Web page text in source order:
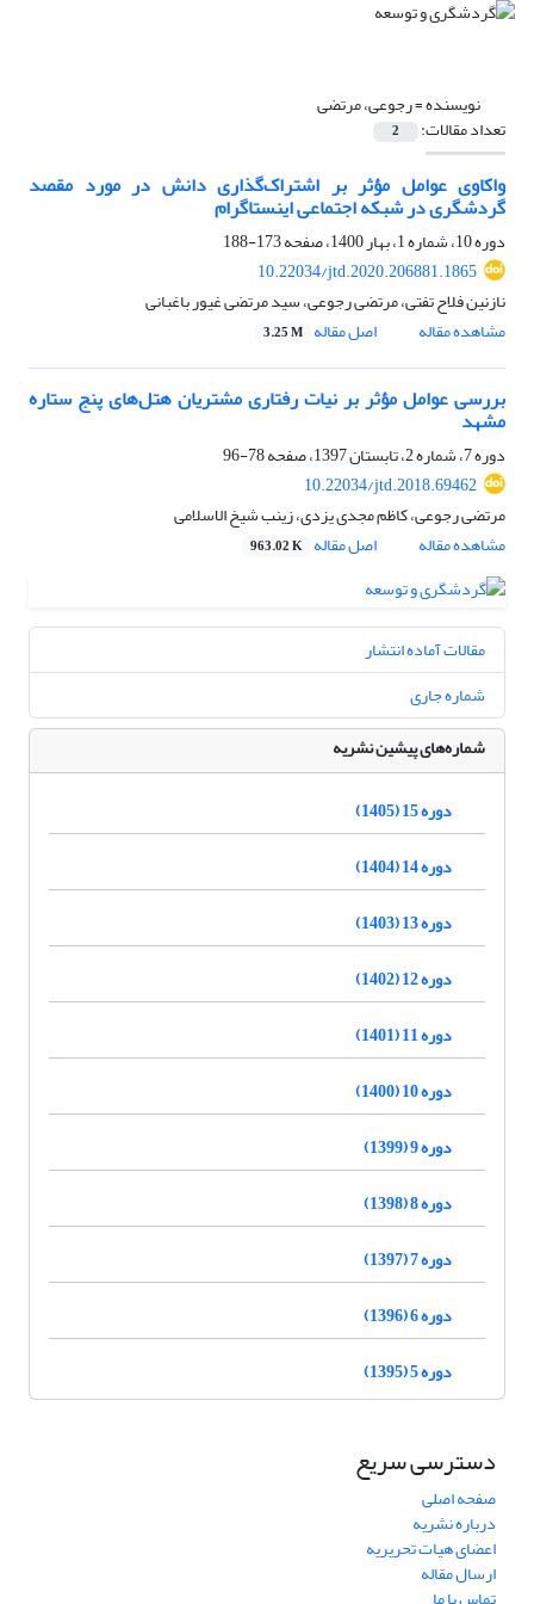
نویسنده =رجوعی، مرتضی
تعداد مقالات: 2
واکاوی عوامل مؤثر بر اشتراک‌گذاری دانش در مورد مقصد
گردشگری در شبکه اجتماعی اینستاگرام
دوره 10، شماره 1، بهار 1400، صفحه
173-188
10.22034/jtd.2020.206881.1865
نازنین فلاح تفتی، مرتضی رجوعی، سید مرتضی غیور باغبانی
مشاهده مقاله
اصل مقاله 3.25 M
بررسی عوامل مؤثر بر نیات رفتاری مشتریان هتل‌های پنج ستاره
مشهد
دوره 7، شماره 2، تابستان 1397، صفحه
78-96
10.22034/jtd.2018.69462
مرتضی رجوعی، کاظم مجدی یزدی، زینب شیخ الاسلامی
مشاهده مقاله
اصل مقاله 963.02 K
مقالات آماده انتشار
شماره جاری
شماره‌های پیشین نشریه
دوره 15 (1405)
دوره 14 (1404)
دوره 13 (1403)
دوره 12 (1402)
دوره 11 (1401)
دوره 10 (1400)
دوره 9 (1399)
دوره 8 (1398)
دوره 7 (1397)
دوره 6 (1396)
دوره 5 (1395)
دسترسی سریع
صفحه اصلی
درباره نشریه
اعضای هیات تحریریه
ارسال مقاله